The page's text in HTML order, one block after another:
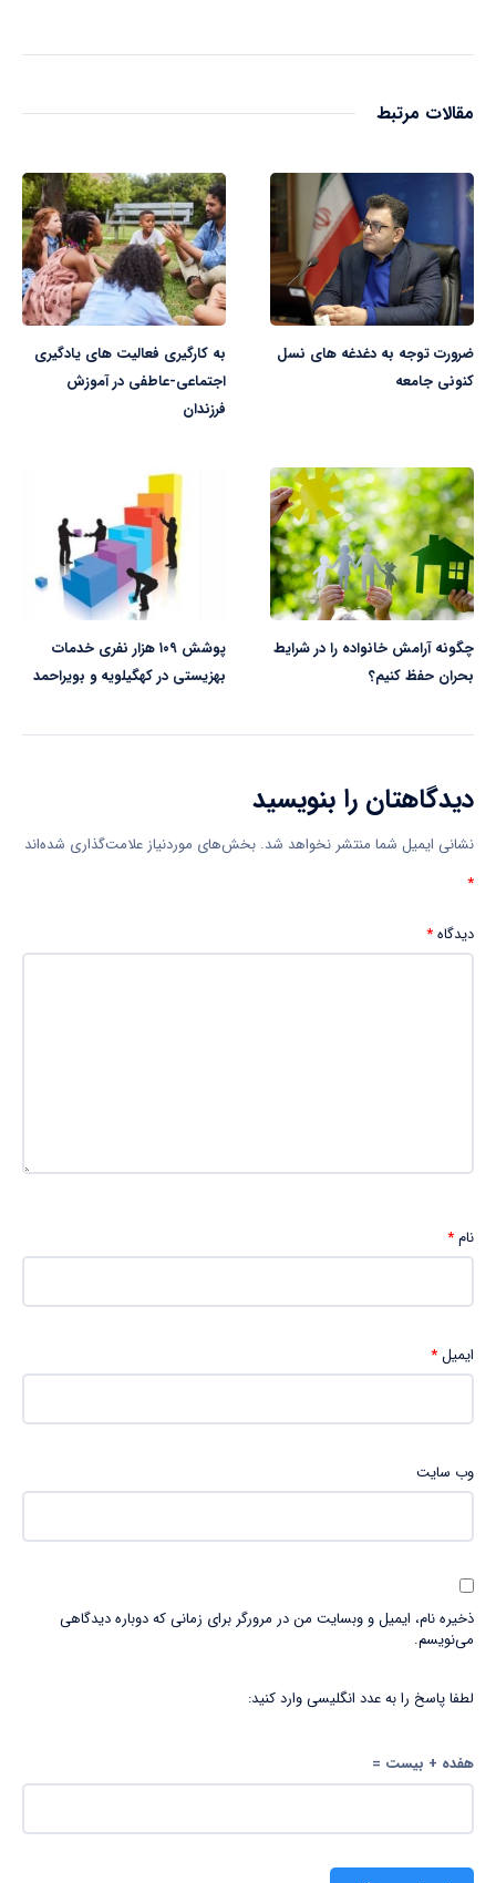
مقالات مرتبط
ضرورت توجه به دغدغه های نسل
کنونی جامعه
به کارگیری فعالیت های یادگیری
اجتماعی-عاطفی در آموزش
فرزندان
چگونه آرامش خانواده را در شرایط
بحران حفظ کنیم؟
پوشش ۱۰۹ هزار نفری خدمات
بهزیستی در کهگیلویه و بویراحمد
دیدگاهتان را بنویسید
نشانی ایمیل شما منتشر نخواهد شد. بخش‌های موردنیاز علامت‌گذاری شده‌اند
*
دیدگاه*
نام*
ایمیل*
وب‌ سایت
ذخیره نام، ایمیل و وبسایت من در مرورگر برای زمانی که دوباره دیدگاهی
می‌نویسم.
لطفا پاسخ را به عدد انگلیسی وارد کنید:
هفده + بیست =